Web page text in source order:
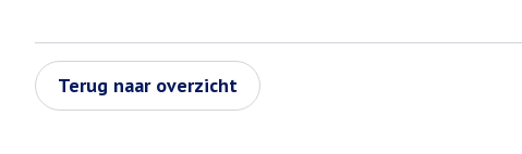
Terug naar overzicht